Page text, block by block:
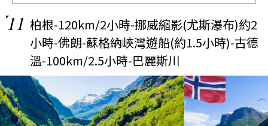
11 柏根-120km/2小時-挪威縮影(尤斯瀑布)約2
小時-佛朗-蘇格納峽灣遊船(約1.5小時)-古德
溫-100km/2.5小時-巴麗斯川